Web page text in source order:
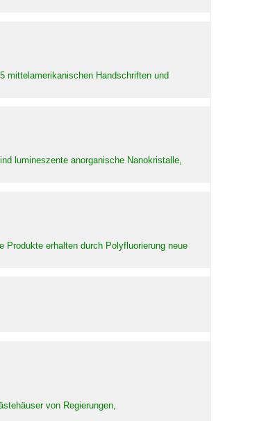
mittelamerikanischen Handschriften und
lumineszente anorganische Nanokristalle,
erhalten durch Polyfluorierung neue
von Regierungen,